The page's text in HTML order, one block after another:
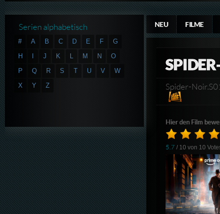
NEU FILME
Spider-
Hier den Film
5.7 / 10 von 10
Serien alphabetisch
# A B C D E F
G
H
I J K L M N
O
P
Q R S T U V
W
X
Y Z